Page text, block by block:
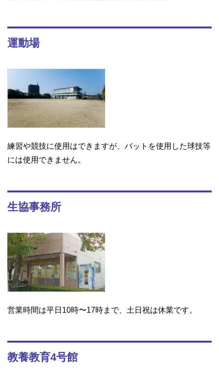
運動場
練習や競技に使用はできますが、バットを使用した球技等
には使用できません。
生協事務所
営業時間は平日10時〜17時まで、土日祝は休業です。
教養教育4号館